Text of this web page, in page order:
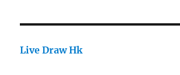
Live Draw Hk